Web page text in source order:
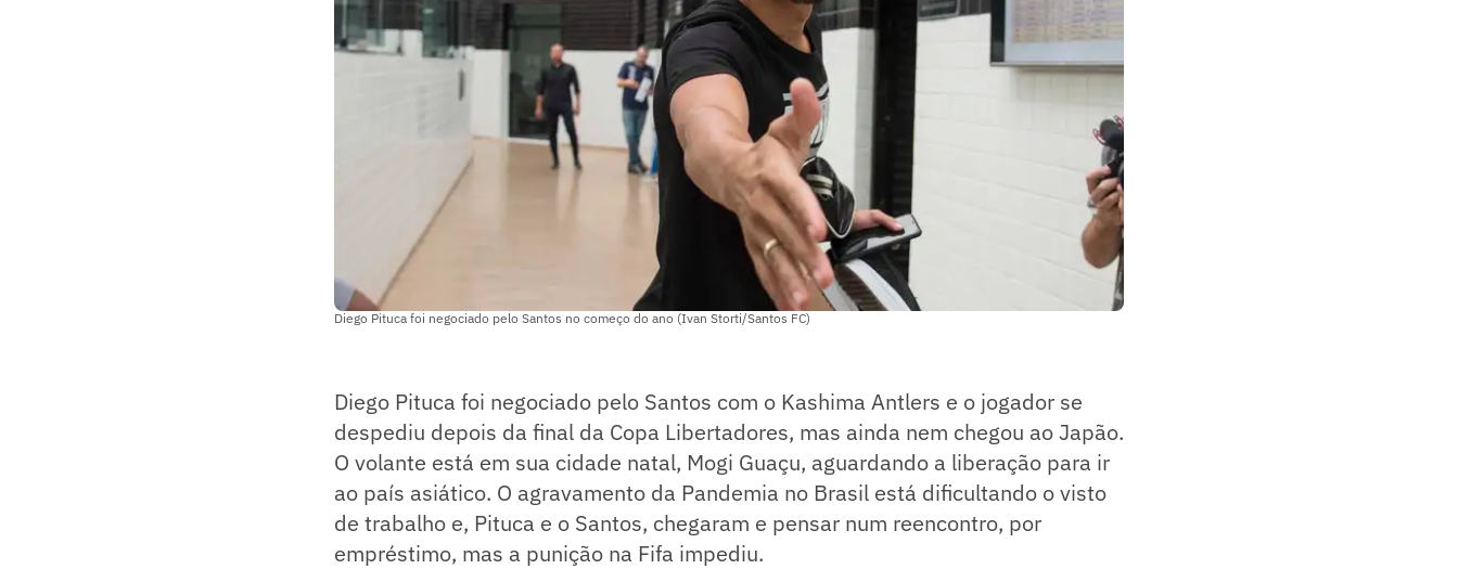
Diego Pituca foi negociado pelo Santos no começo do ano (Ivan Storti/Santos FC)
Diego Pituca foi negociado pelo Santos com o Kashima Antlers e o jogador se
despediu depois da final da Copa Libertadores, mas ainda nem chegou ao Japão.
O volante está em sua cidade natal, Mogi Guaçu, aguardando a liberação para ir
ao país asiático. O agravamento da Pandemia no Brasil está dificultando o visto
de trabalho e, Pituca e o Santos, chegaram e pensar num reencontro, por
empréstimo, mas a punição na Fifa impediu.